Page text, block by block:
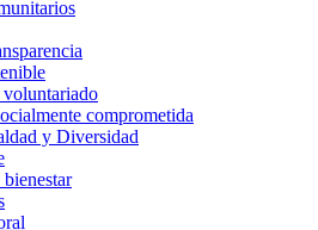
comprometida
y Diversidad